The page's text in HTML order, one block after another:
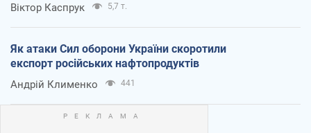
Віктор Каспрук 5,7 т.
Як атаки Сил оборони України скоротили
експорт російських нафтопродуктів
Андрій Клименко 441